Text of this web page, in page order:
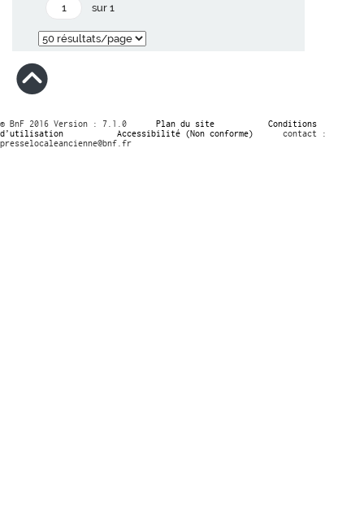
sur 1
© BnF 2016 Version : 7.1.0 Plan du site
Conditions
d’utilisation
Accessibilité (Non conforme)
contact :
presselocaleancienne@bnf.fr